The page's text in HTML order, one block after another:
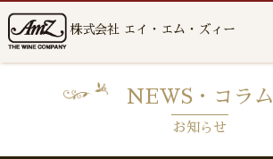
株式会社 エイ・エム・ズィー
NEWS・コラム
お知らせ